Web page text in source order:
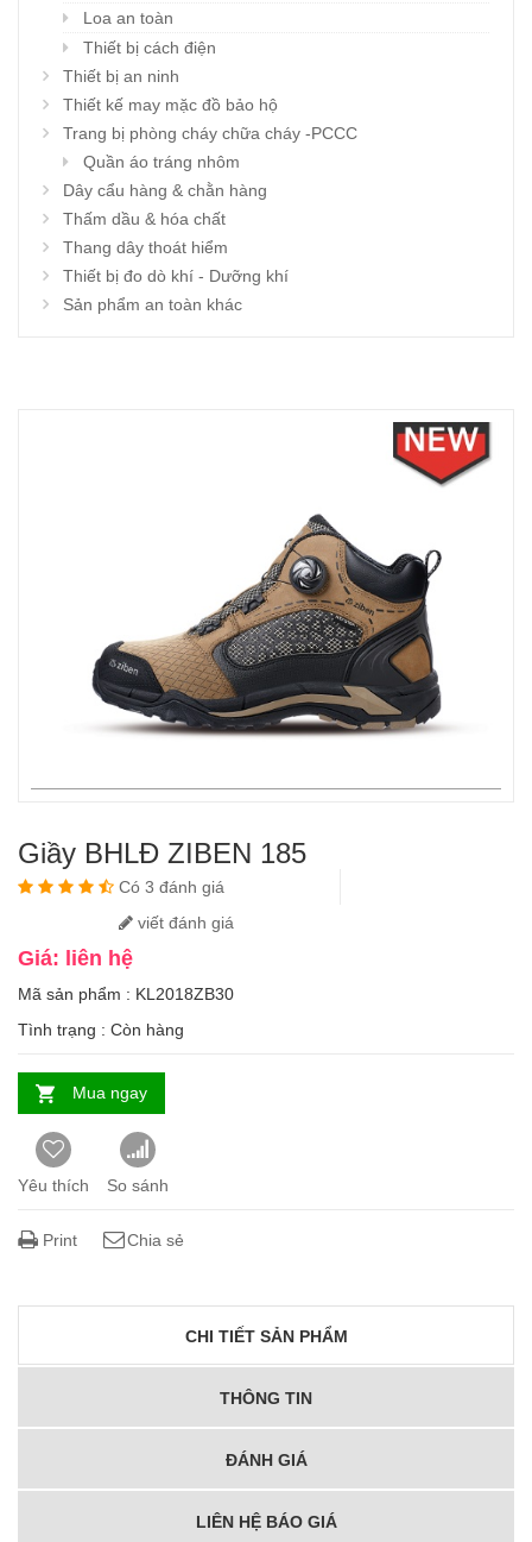
Loa an toàn
Thiết bị cách điện
Thiết bị an ninh
Thiết kế may mặc đồ bảo hộ
Trang bị phòng cháy chữa cháy -PCCC
Quần áo tráng nhôm
Dây cẩu hàng & chằn hàng
Thấm dầu & hóa chất
Thang dây thoát hiểm
Thiết bị đo dò khí - Dưỡng khí
Sản phẩm an toàn khác
Giầy BHLĐ ZIBEN 185
Có 3 đánh giá
viết đánh giá
Giá: liên hệ
Mã sản phẩm : KL2018ZB30
Tình trạng : Còn hàng
Mua ngay
Yêu thích So sánh
Print Chia sẻ
CHI TIẾT SẢN PHẨM
THÔNG TIN
ĐÁNH GIÁ
LIÊN HỆ BÁO GIÁ